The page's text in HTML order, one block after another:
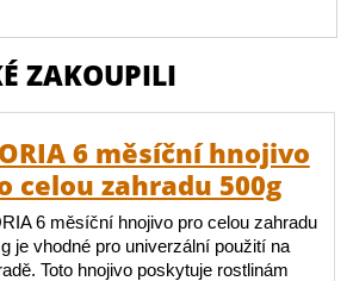
ZAKOUPILI
6 měsíční hnojivo
celou zahradu 500g
6 měsíční hnojivo pro celou zahradu
je vhodné pro univerzální použití na
Toto hnojivo poskytuje rostlinám